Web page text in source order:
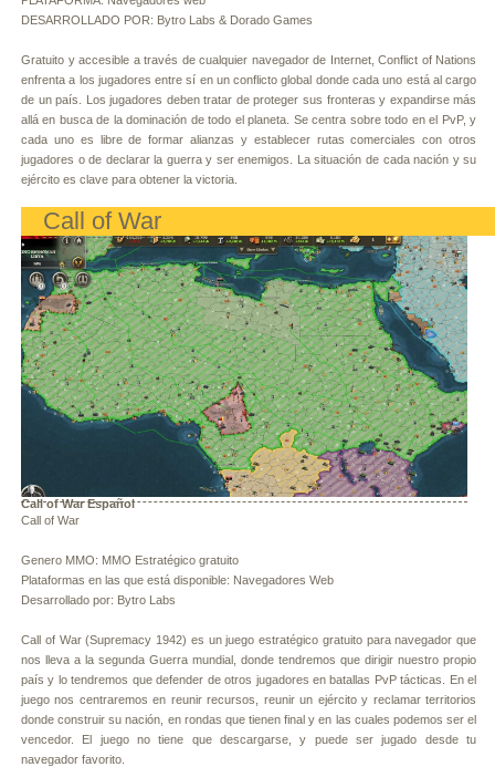
DESARROLLADO POR: Bytro Labs & Dorado Games
Gratuito y accesible a través de cualquier navegador de Internet, Conflict of Nations
enfrenta a los jugadores entre sí en un conflicto global donde cada uno está al cargo
de un país. Los jugadores deben tratar de proteger sus fronteras y expandirse más
allá en busca de la dominación de todo el planeta. Se centra sobre todo en el PvP, y
cada uno es libre de formar alianzas y establecer rutas comerciales con otros
jugadores o de declarar la guerra y ser enemigos. La situación de cada nación y su
ejército es clave para obtener la victoria.
Call of War
Call of War Español
Call of War
Genero MMO: MMO Estratégico gratuito
Plataformas en las que está disponible: Navegadores Web
Desarrollado por: Bytro Labs
Call of War (Supremacy 1942) es un juego estratégico gratuito para navegador que
nos lleva a la segunda Guerra mundial, donde tendremos que dirigir nuestro propio
país y lo tendremos que defender de otros jugadores en batallas PvP tácticas. En el
juego nos centraremos en reunir recursos, reunir un ejército y reclamar territorios
donde construir su nación, en rondas que tienen final y en las cuales podemos ser el
vencedor. El juego no tiene que descargarse, y puede ser jugado desde tu
navegador favorito.